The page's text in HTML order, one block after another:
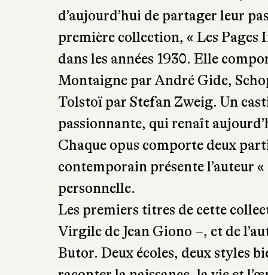
atteindre, un ami avec qui l’on
années. Chez Buchet Chastel,
d’aujourd’hui de partager leur
première collection, « Les Pages
dans les années 1930. Elle
Montaigne par André Gide,
Tolstoï par Stefan Zweig. Un
passionnante, qui renaît
Chaque opus comporte deux
contemporain présente l’auteur
personnelle.
Les premiers titres de cette
Virgile de Jean Giono –, et de